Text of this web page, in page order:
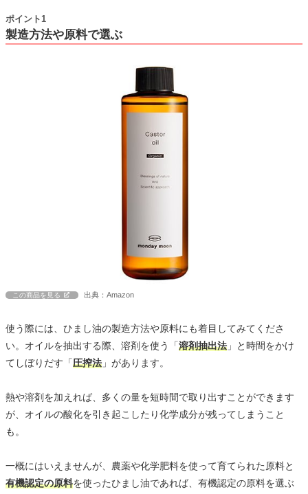
製造方法や原料で選ぶ
ポイント1
この商品を見る 出典：Amazon
使う際には、ひまし油の製造方法や原料にも着目してみてくださ
い。オイルを抽出する際、溶剤を使う「溶剤抽出法 」と時間をかけ
てしぼりだす「圧搾法 」があります。
熱や溶剤を加えれば、多くの量を短時間で取り出すことができます
が、オイルの酸化を引き起こしたり化学成分が残ってしまうこと
も。
一概にはいえませんが、農薬や化学肥料を使って育てられた原料と
有機認定の原料を使ったひまし油であれば、有機認定の原料を選ぶ